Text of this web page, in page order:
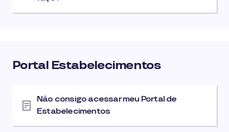
Portal Estabelecimentos
Não consigo acessar meu Portal de
Estabelecimentos